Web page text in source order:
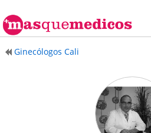
Ginecólogos Cali